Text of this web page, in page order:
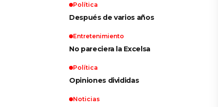
Política
Después de varios años
Entretenimiento
No pareciera la Excelsa
Política
Opiniones divididas
Noticias